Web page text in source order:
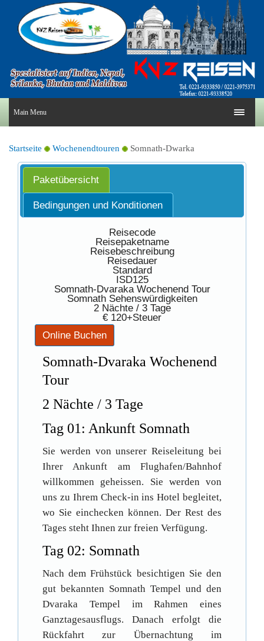
Main Menu
Startseite Wochenendtouren Somnath-Dwarka
Paketübersicht
Bedingungen und Konditionen
Reisecode
Reisepaketname
Reisebeschreibung
Reisedauer
Standard
ISD125
Somnath-Dvaraka Wochenend Tour
Somnath Sehenswürdigkeiten
2 Nächte / 3 Tage
€ 120+Steuer
Somnath-Dvaraka Wochenend
Tour
2 Nächte / 3 Tage
Tag 01: Ankunft Somnath
Sie werden von unserer Reiseleitung bei
Ihrer Ankunft am Flughafen/Bahnhof
willkommen geheissen. Sie werden von
uns zu Ihrem Check-in ins Hotel begleitet,
wo Sie einchecken können. Der Rest des
Tages steht Ihnen zur freien Verfügung.
Tag 02: Somnath
Nach dem Frühstück besichtigen Sie den
gut bekannten Somnath Tempel und den
Dvaraka Tempel im Rahmen eines
Ganztagesausflugs. Danach erfolgt die
Rückfahrt zur Übernachtung im